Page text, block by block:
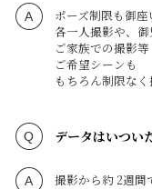
ポーズ制限も御座
各一人撮影や、
ご家族での撮影等
ご希望シーンも
もちろん制限なく
データはいつい
撮影から約 2週間